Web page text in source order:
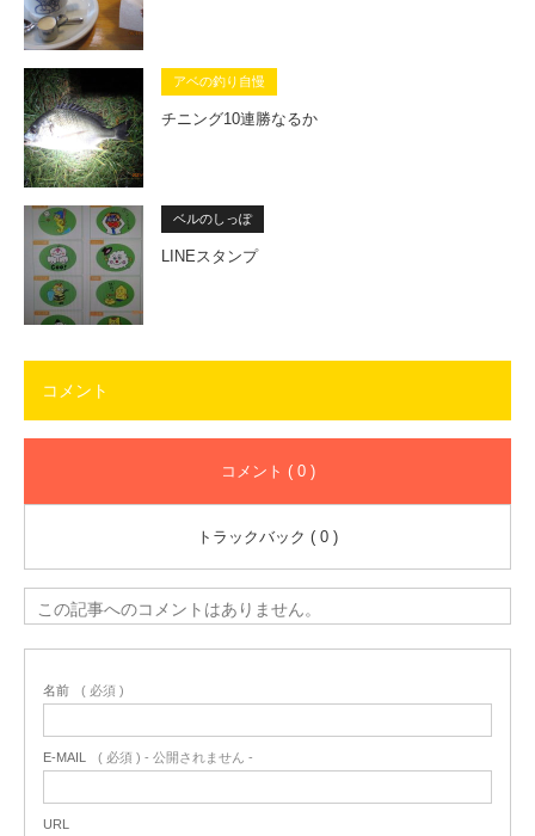
アベの釣り自慢
チニング10連勝なるか
ベルのしっぽ
LINEスタンプ
コメント
コメント ( 0 )
トラックバック ( 0 )
この記事へのコメントはありません。
名前 ( 必須 )
E-MAIL ( 必須 ) - 公開されません -
URL